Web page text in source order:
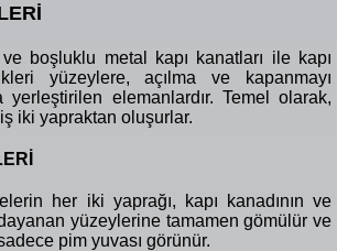
boşluklu metal kapı kanatları ile kapı
yüzeylere, açılma ve kapanmayı
yerleştirilen elemanlardır. Temel olarak,
iki yapraktan oluşurlar.
her iki yaprağı, kapı kanadının ve
yüzeylerine tamamen gömülür ve
pim yuvası görünür.